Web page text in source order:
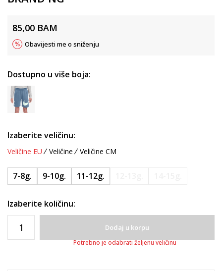
85,00 BAM
Obavijesti me o sniženju
Dostupno u više boja:
Izaberite veličinu:
Veličine EU Veličine Veličine CM
7-8g. 9-10g. 11-12g.
Izaberite količinu:
Dodaj u korpu
Potrebno je odabrati željenu veličinu